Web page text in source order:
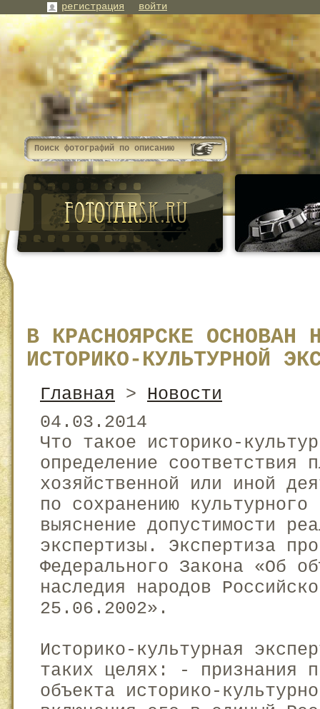
В КРАСНОЯРСКЕ ОСНОВАН
ИСТОРИКО-КУЛЬТУРНОЙ
Главная > Новости
04.03.2014
Что такое историко-
определение соответствия
хозяйственной или иной
по сохранению
выяснение допустимости
экспертизы. Экспертиза
Федерального Закона «Об
наследия народов
25.06.2002».
Историко-культурная
таких целях: - признания
объекта историко-
регистрация войти